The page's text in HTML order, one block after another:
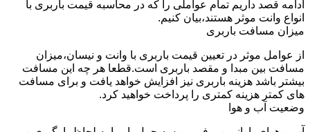
ادامه قصد داریم تمام عواملی را که در محاسبه قیمت باربری با
انواع وانت موثر هستند،بیان کنیم.
میزان مسافت باربری
از عوامل موثر در تعیین قیمت باربری با وانت و نیسان،میزان
مسافت بین مبدا و مقصد باربری است.قطعا هر چه این مسافت
بیشتر باشد هزینه باربری نیز افزایش خواهد یافت و برای مسافت
های کمتر هزینه کمتری را پرداخت خواهید کرد.
وضعیت آب و هوا